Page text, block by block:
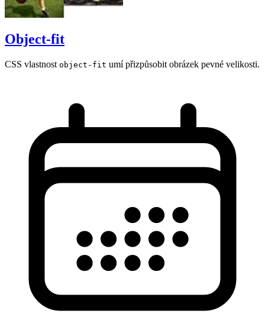
Object-fit
CSS vlastnost object-fit umí přizpůsobit obrázek pevné velikosti.